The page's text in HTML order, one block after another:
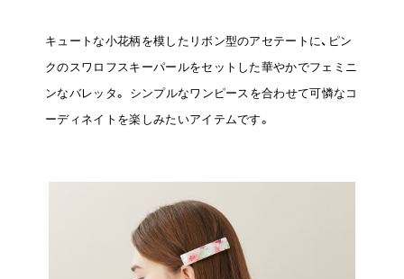
キュートな小花柄を模したリボン型のアセテートに、ピン
クのスワロフスキーパールをセットした華やかでフェミニ
ンなバレッタ。 シンプルなワンピースを合わせて可憐なコ
ーディネイトを楽しみたいアイテムです。